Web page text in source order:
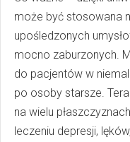
może być stosowana
upośledzonych
mocno zaburzonych.
do pacjentów w
po osoby starsze.
na wielu
leczeniu depresji,